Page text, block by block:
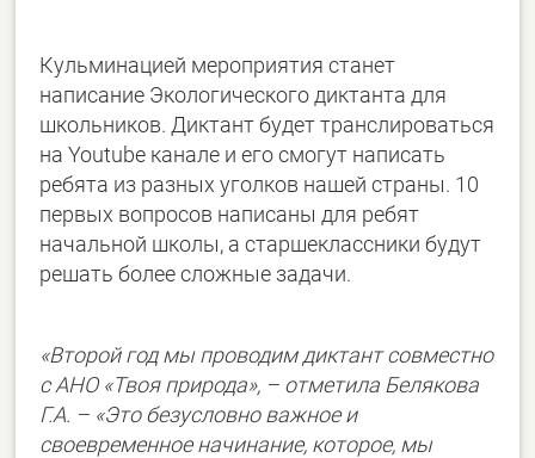
Кульминацией мероприятия станет
написание Экологического диктанта для
школьников. Диктант будет транслироваться
на Youtube канале и его смогут написать
ребята из разных уголков нашей страны. 10
первых вопросов написаны для ребят
начальной школы, а старшеклассники будут
решать более сложные задачи.
«Второй год мы проводим диктант совместно
с АНО «Твоя природа», – отметила Белякова
Г.А. – «Это безусловно важное и
своевременное начинание, которое, мы